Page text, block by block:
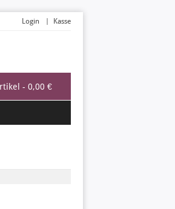
- 0,00 €
Login Kasse